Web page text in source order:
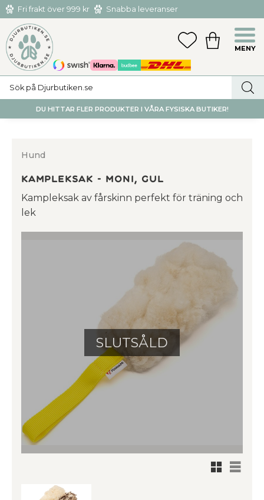
Meny
Fri frakt över 999 kr
Snabba leveranser
Hämta och returnera i butiken i Tumba eller Huddinge C
FAVORITER
KUNDVAGN
DU HITTAR FLER PRODUKTER I VÅRA FYSISKA BUTIKER!
Hund
Kampleksak - Moni, Gul
​Kampleksak av fårskinn perfekt för träning och
lek
SLUTSÅLD
Rutnätsvy
Listvy